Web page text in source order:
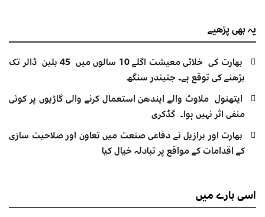
یہ بھیپڑھیے
بھارت کی خلائی معیشت اگلے 10 سالوں میں 45 بلین ڈالر تک
بڑھنے کی توقع ہے۔ جتیندر سنگھ
ایتھنول ملاوٹ والے ایندھن استعمال کرنے والی گاڑیوں پر کوئی
منفی اثر نہیں ہوا۔ گڈکری
بھارت اور برازیل نے دفاعی صنعت میں تعاون اور صلاحیت سازی
کے اقدامات کے مواقع پر تبادلہ خیال کیا
اسیبارے میں